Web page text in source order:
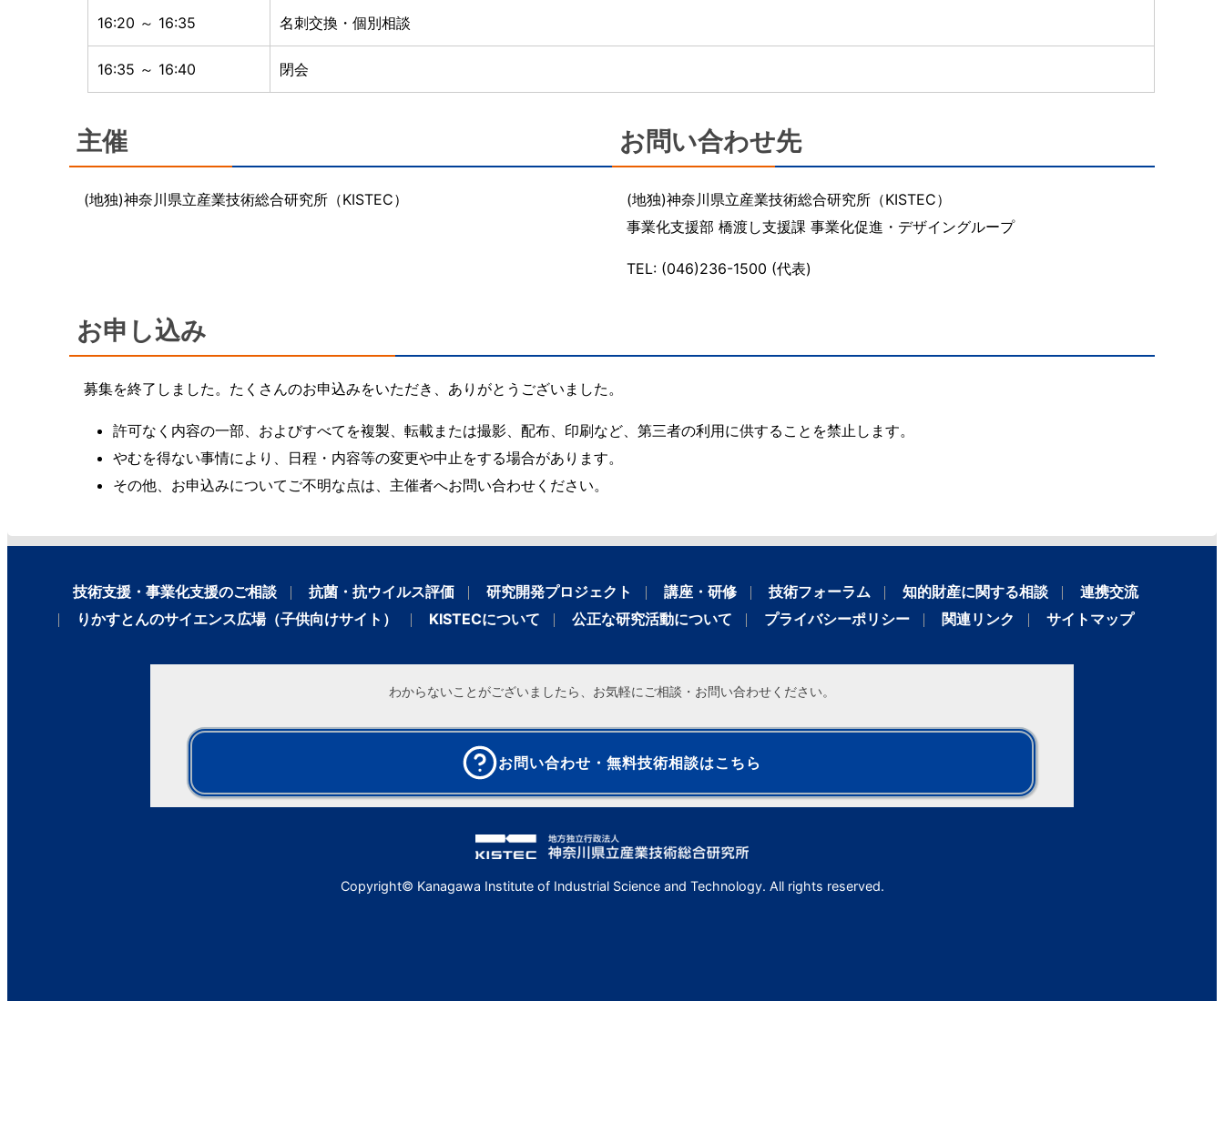
16:20 ～ 16:35 名刺交換・個別相談
16:35 ～ 16:40 閉会
主催
(地独)神奈川県立産業技術総合研究所（KISTEC）
お問い合わせ先
(地独)神奈川県立産業技術総合研究所（KISTEC）
事業化支援部 橋渡し支援課 事業化促進・デザイングループ
TEL: (046)236-1500 (代表)
お申し込み
募集を終了しました。たくさんのお申込みをいただき、ありがとうございました。
許可なく内容の一部、およびすべてを複製、転載または撮影、配布、印刷など、第三者の利用に供することを禁止します。
やむを得ない事情により、日程・内容等の変更や中止をする場合があります。
その他、お申込みについてご不明な点は、主催者へお問い合わせください。
技術支援・事業化支援のご相談 抗菌・抗ウイルス評価 研究開発プロジェクト 講座・研修 技術フォーラム 知的財産に関する相談
連携交流
りかすとんのサイエンス広場（子供向けサイト）
KISTECについて 公正な研究活動について プライバシーポリシー 関連リンク サイトマップ
わからないことがございましたら、お気軽にご相談・お問い合わせください。
お問い合わせ・無料技術相談はこちら
Copyright© Kanagawa Institute of Industrial Science and Technology. All rights reserved.